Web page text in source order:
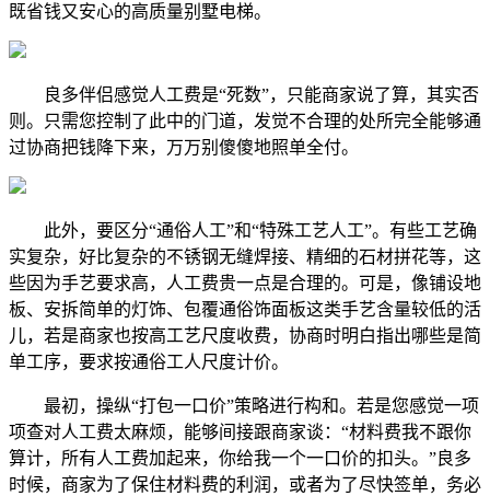
既省钱又安心的高质量别墅电梯。
良多伴侣感觉人工费是“死数”，只能商家说了算，其实否
则。只需您控制了此中的门道，发觉不合理的处所完全能够通
过协商把钱降下来，万万别傻傻地照单全付。
此外，要区分“通俗人工”和“特殊工艺人工”。有些工艺确
实复杂，好比复杂的不锈钢无缝焊接、精细的石材拼花等，这
些因为手艺要求高，人工费贵一点是合理的。可是，像铺设地
板、安拆简单的灯饰、包覆通俗饰面板这类手艺含量较低的活
儿，若是商家也按高工艺尺度收费，协商时明白指出哪些是简
单工序，要求按通俗工人尺度计价。
最初，操纵“打包一口价”策略进行构和。若是您感觉一项
项查对人工费太麻烦，能够间接跟商家谈：“材料费我不跟你
算计，所有人工费加起来，你给我一个一口价的扣头。”良多
时候，商家为了保住材料费的利润，或者为了尽快签单，务必